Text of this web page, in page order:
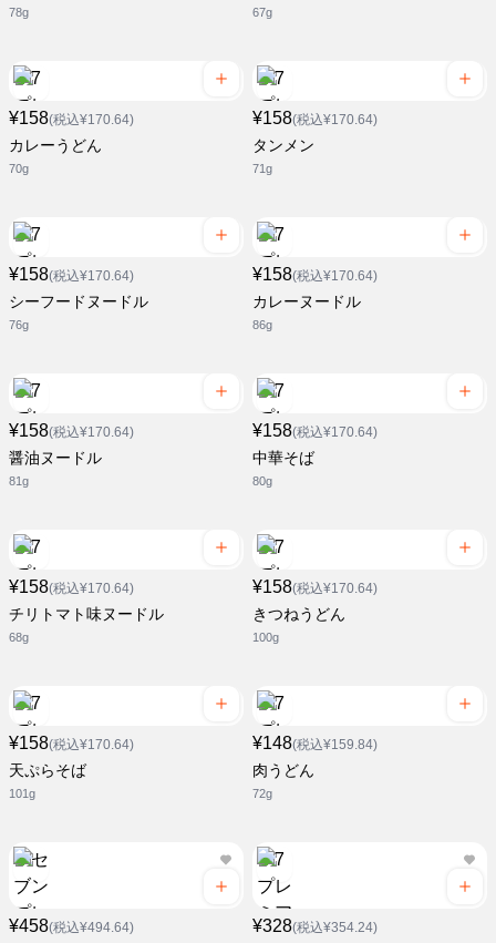
78g 67g
¥158(税込¥170.64)
カレーうどん
70g
¥158(税込¥170.64)
タンメン
71g
¥158(税込¥170.64)
シーフードヌードル
76g
¥158(税込¥170.64)
カレーヌードル
86g
¥158(税込¥170.64)
醤油ヌードル
81g
¥158(税込¥170.64)
中華そば
80g
¥158(税込¥170.64)
チリトマト味ヌードル
68g
¥158(税込¥170.64)
きつねうどん
100g
¥158(税込¥170.64)
天ぷらそば
101g
¥148(税込¥159.84)
肉うどん
72g
¥458(税込¥494.64) ¥328(税込¥354.24)